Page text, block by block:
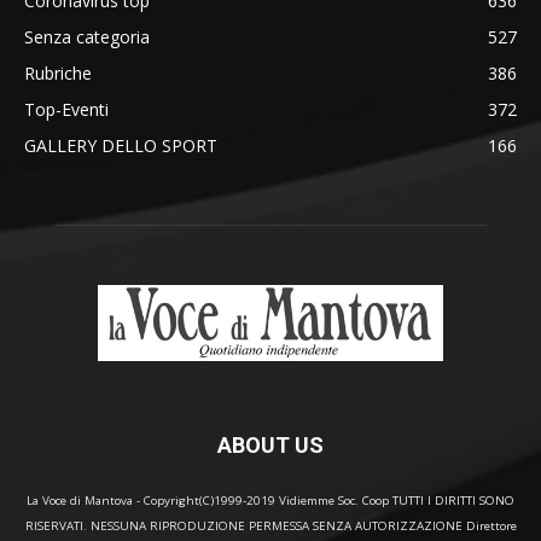
Senza categoria
527
Rubriche
386
Top-Eventi
372
GALLERY DELLO SPORT
166
ABOUT US
La Voce di Mantova - Copyright(C)1999-2019 Vidiemme Soc. Coop TUTTI I DIRITTI SONO
RISERVATI. NESSUNA RIPRODUZIONE PERMESSA SENZA AUTORIZZAZIONE Direttore